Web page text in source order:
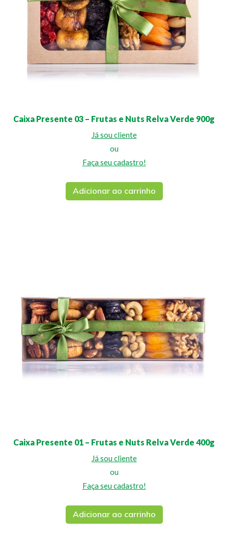
Caixa Presente 03 – Frutas e Nuts Relva Verde 900g
Já sou cliente
ou
Faça seu cadastro!
Adicionar ao carrinho
Caixa Presente 01 – Frutas e Nuts Relva Verde 400g
Já sou cliente
ou
Faça seu cadastro!
Adicionar ao carrinho